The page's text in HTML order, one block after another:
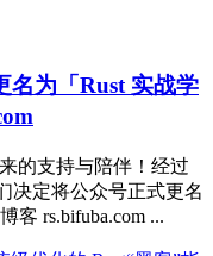
名为「Rust 实战学
的支持与陪伴！经过
决定将公众号正式更名
客 rs.bifuba.com ...